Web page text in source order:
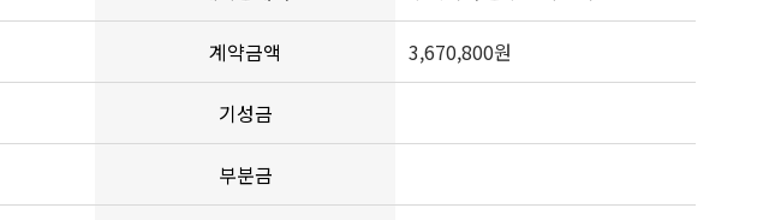
계약금액 3,670,800원
기성금
부분금